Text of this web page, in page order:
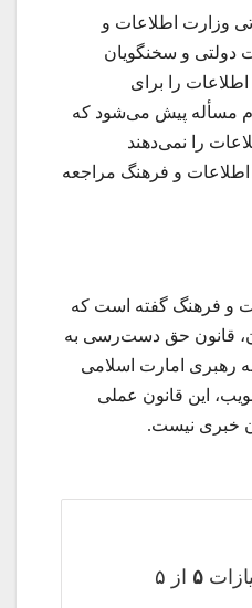
وزارت اطلاعات و
دولتی و سخنگویان
را برای
مسأله پیش می‌شود که
را نمی‌دهند
اطلاعات و فرهنگ مراجعه
و فرهنگ گفته است که
قانون حق دست‌رسی به
به رهبری امارت اسلامی
این قانون عملی
خبری نیست.
۵ از ۵